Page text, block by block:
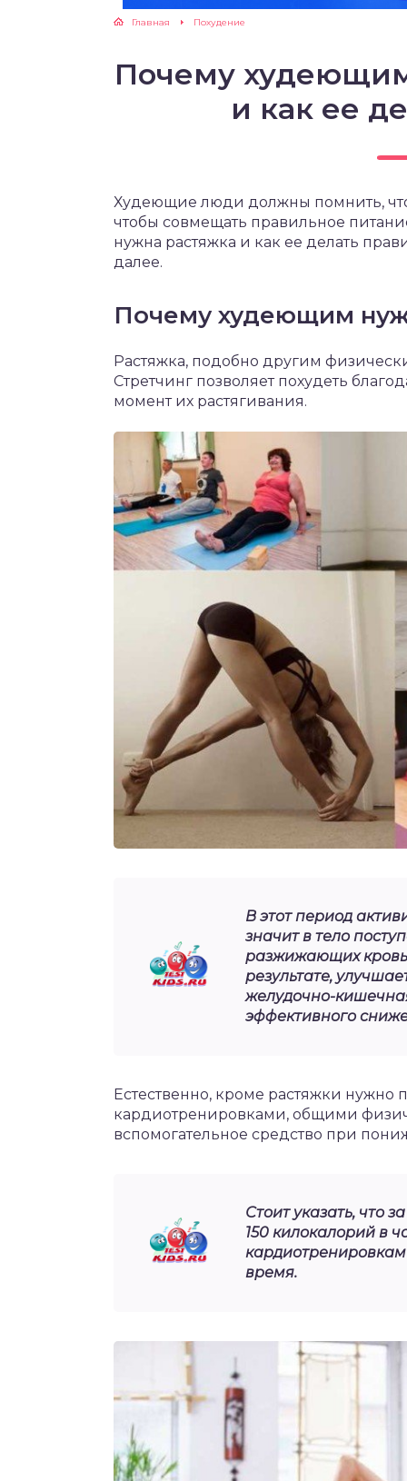
Главная Похудение
Почему
и как ее
Худеющие люди должны помнить, что
чтобы совмещать правильное
нужна растяжка и как ее делать
далее.
Почему худеющим
Растяжка, подобно другим
Стретчинг позволяет похудеть
момент их растягивания.
В этот период
значит в тело
разжижающих
результате,
желудочно-
эффективного
Естественно, кроме растяжки нужно
кардиотренировками, общими
вспомогательное средство при
Стоит указать, что
150 килокалорий в
кардиотренировкам
время.